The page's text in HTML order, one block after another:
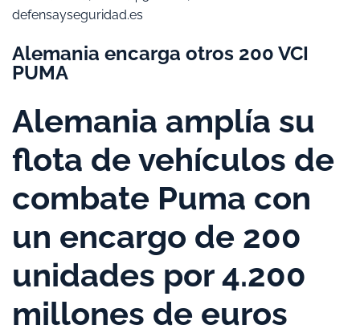
defensayseguridad.es
Alemania encarga otros 200 VCI
PUMA
Alemania amplía su
flota de vehículos de
combate Puma con
un encargo de 200
unidades por 4.200
millones de euros